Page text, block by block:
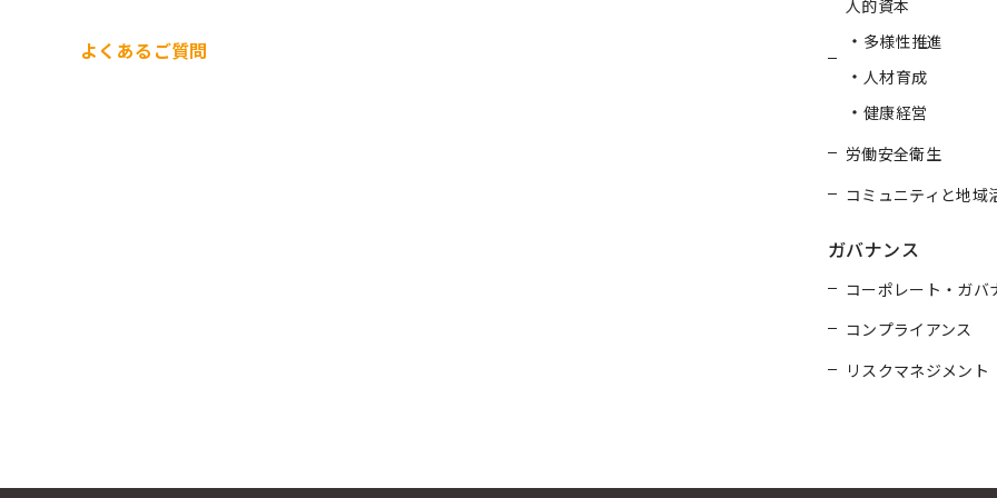
よくあるご質問
人的資本
多様性推進
人材育成
健康経営
労働安全衛生
コミュニティと地域
ガバナンス
コーポレート・ガバ
コンプライアンス
リスクマネジメント